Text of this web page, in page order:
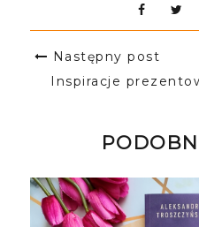
Następny post
Inspiracje